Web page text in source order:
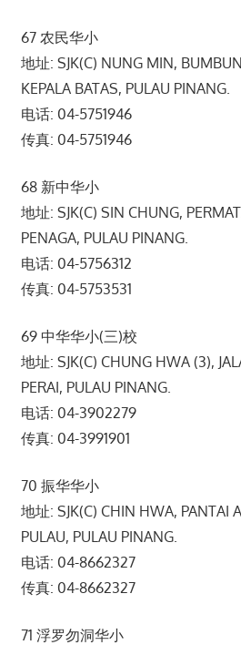
67 农民华小
地址: SJK(C) NUNG MIN,
KEPALA BATAS, PULAU PINANG.
电话: 04-5751946
传真: 04-5751946
68 新中华小
地址: SJK(C) SIN CHUNG,
PENAGA, PULAU PINANG.
电话: 04-5756312
传真: 04-5753531
69 中华华小(三)校
地址: SJK(C) CHUNG HWA (3),
PERAI, PULAU PINANG.
电话: 04-3902279
传真: 04-3991901
70 振华华小
地址: SJK(C) CHIN HWA, PANTAI
PULAU, PULAU PINANG.
电话: 04-8662327
传真: 04-8662327
71 浮罗勿洞华小